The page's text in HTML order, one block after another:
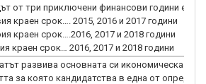
от три приключени финансови години е:
краен срок…. 2015, 2016 и 2017 години
краен срок….2016, 2017 и 2018 години
краен срок… 2016, 2017 и 2018 години
развива основната си икономическа
за която кандидатства в една от